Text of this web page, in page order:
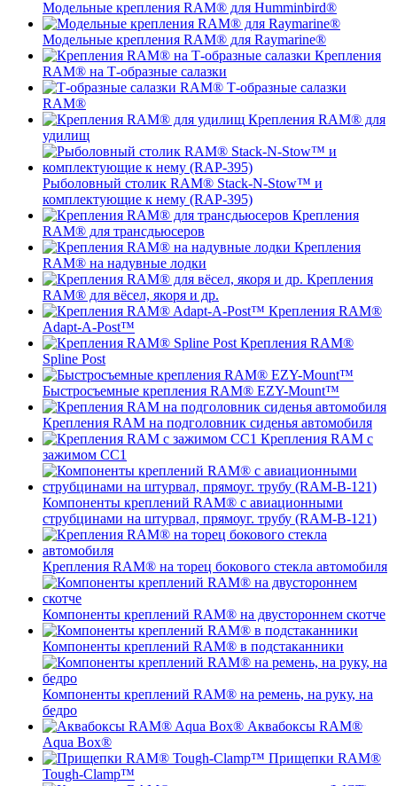
Модельные крепления RAM® для Humminbird®
Модельные крепления RAM® для Raymarine®
Крепления
RAM® на Т-образные салазки
Т-образные салазки
RAM®
Крепления RAM® для
удилищ
Рыболовный столик RAM® Stack-N-Stow™ и
комплектующие к нему (RAP-395)
Крепления
RAM® для трансдьюсеров
Крепления
RAM® на надувные лодки
Крепления
RAM® для вёсел, якоря и др.
Крепления RAM®
Adapt-A-Post™
Крепления RAM®
Spline Post
Быстросъемные крепления RAM® EZY-Mount™
Крепления RAM на подголовник сиденья автомобиля
Крепления RAM с
зажимом СС1
Компоненты креплений RAM® с авиационными
струбцинами на штурвал, прямоуг. трубу (RAM-B-121)
Крепления RAM® на торец бокового стекла автомобиля
Компоненты креплений RAM® на двустороннем скотче
Компоненты креплений RAM® в подстаканники
Компоненты креплений RAM® на ремень, на руку, на
бедро
Аквабоксы RAM®
Aqua Box®
Прищепки RAM®
Tough-Clamp™